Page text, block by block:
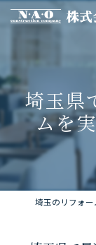
埼玉県
ムを